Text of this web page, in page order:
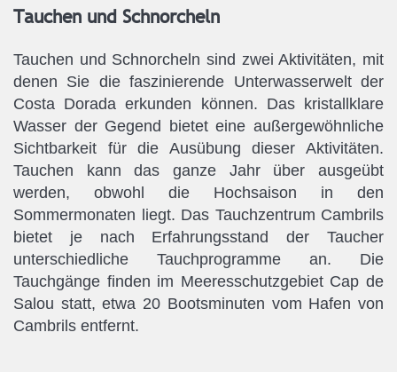
Tauchen und Schnorcheln
Tauchen und Schnorcheln sind zwei Aktivitäten, mit
denen Sie die faszinierende Unterwasserwelt der
Costa Dorada erkunden können. Das kristallklare
Wasser der Gegend bietet eine außergewöhnliche
Sichtbarkeit für die Ausübung dieser Aktivitäten.
Tauchen kann das ganze Jahr über ausgeübt
werden, obwohl die Hochsaison in den
Sommermonaten liegt. Das Tauchzentrum Cambrils
bietet je nach Erfahrungsstand der Taucher
unterschiedliche Tauchprogramme an. Die
Tauchgänge finden im Meeresschutzgebiet Cap de
Salou statt, etwa 20 Bootsminuten vom Hafen von
Cambrils entfernt.